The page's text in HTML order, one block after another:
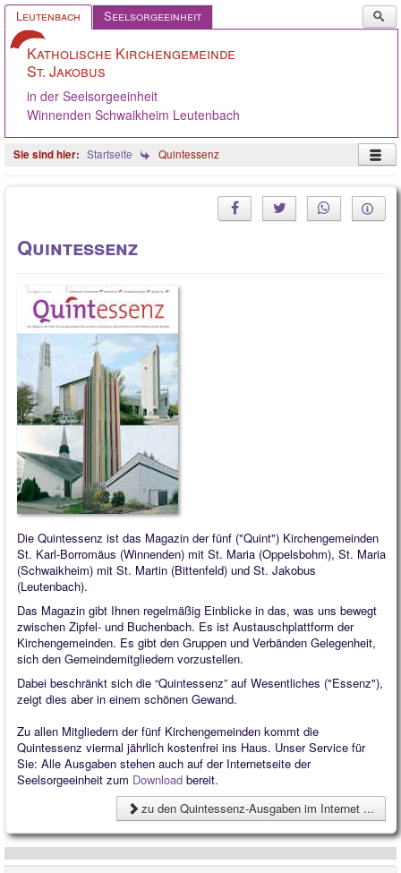
Leutenbach Seelsorgeeinheit
...
Katholische Kirchengemeinde
St. Jakobus
in der Seelsorgeeinheit
Winnenden Schwaikheim Leutenbach
Startseite Quintessenz
Gemeinde
Caritas
Angebote
Gelebter Glaube
Ökumene
Quintessenz
Kindergarten
Quintessenz
Die Quintessenz ist das Magazin der fünf ("Quint") Kirchengemeinden
St. Karl-Borromäus (Winnenden) mit St. Maria (Oppelsbohm), St. Maria
(Schwaikheim) mit St. Martin (Bittenfeld) und St. Jakobus
(Leutenbach).
Das Magazin gibt Ihnen regelmäßig Einblicke in das, was uns bewegt
zwischen Zipfel- und Buchenbach. Es ist Austauschplattform der
Kirchengemeinden. Es gibt den Gruppen und Verbänden Gelegenheit,
sich den Gemeindemitgliedern vorzustellen.
Dabei beschränkt sich die “Quintessenz” auf Wesentliches ("Essenz"),
zeigt dies aber in einem schönen Gewand.
Zu allen Mitgliedern der fünf Kirchengemeinden kommt die
Quintessenz viermal jährlich kostenfrei ins Haus. Unser Service für
Sie: Alle Ausgaben stehen auch auf der Internetseite der
Seelsorgeeinheit zum Download bereit.
zu den Quintessenz-Ausgaben im Internet ...